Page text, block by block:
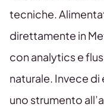
tecniche.
direttamente in
con analytics e
naturale. Invece
uno strumento